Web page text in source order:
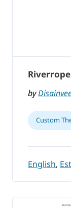
Riverrope
by
Custom
English,